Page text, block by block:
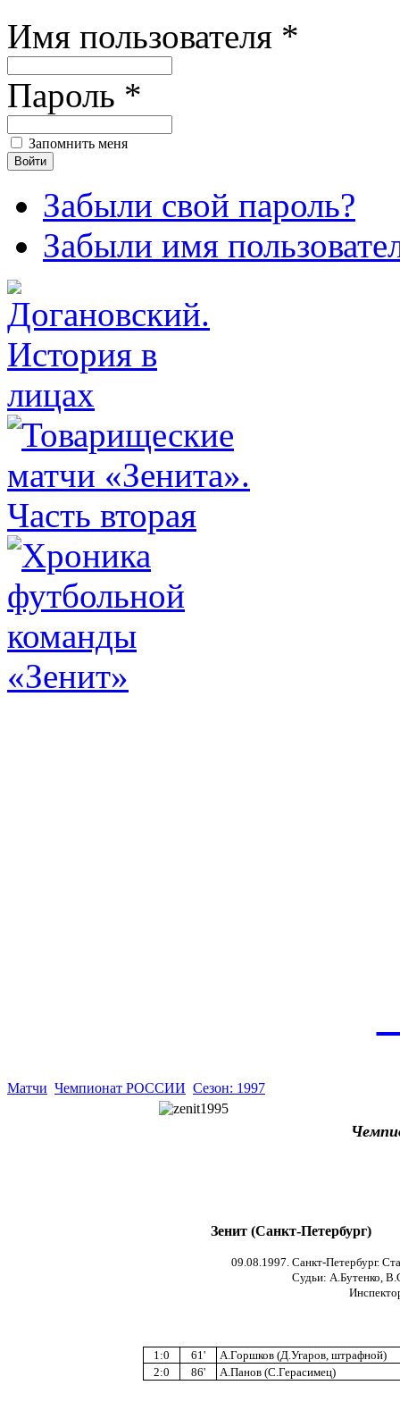
Имя пользователя *
Пароль *
Запомнить меня
Забыли свой пароль?
Забыли имя
Матчи Чемпионат РОССИИ Сезон: 1997
Зенит (Санкт-Петербург)
09.08.1997. Санкт-Петербург.
Судьи: А.Бутенко,
1:0 61'
А.Горшков (Д.Угаров, штрафной)
2:0
86' А.Панов (С.Герасимец)